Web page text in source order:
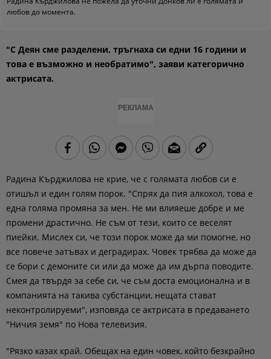
любов до момента.
"С Деян сме разделени, тръгнаха си едни 16 години и
това е възможно и необратимо", заяви категорично
актрисата.
РЕКЛАМА
Радина Кърджилова не крие, че с голямата любов си е
отишъл и един голям порок. "Спрях да пия алкохол, това е
една голяма промяна за мен. Не ми влияеше добре и ме
промени драстично. Не съм от тези, които се веселят
пиейки. Мислех си, че този порок може да ми помогне, но
все повече затъвах и деградирах. Човек трябва да може да
се бори с демоните си или да може да им дърпа поводите.
Смея да твърдя за себе си, че съм доста емоционална и в
компанията на такива субстанции, нещата стават
неконтролируеми", изповяда се актрисата в предаването
"Ничия земя" по Нова телевизия.
"Рязко казах край. Обещах на един човек, който безкрайно